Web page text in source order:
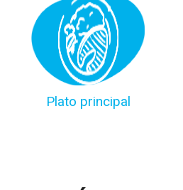
Plato principal